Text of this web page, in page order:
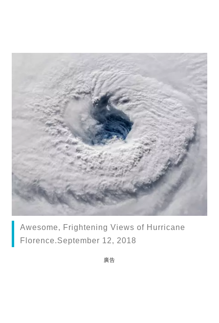
Awesome, Frightening Views of Hurricane
Florence.September 12, 2018
廣告